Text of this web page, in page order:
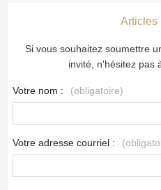
Articles
Si vous souhaitez soumettre
invité, n'hésitez pas
Votre nom : (obligatoire)
Votre adresse courriel :